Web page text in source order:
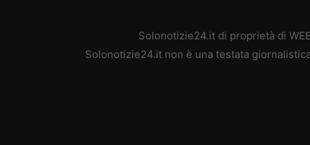
Solonotizie24.it di proprietà di
Solonotizie24.it non è una testata